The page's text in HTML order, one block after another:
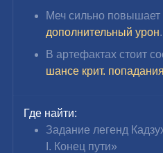
Меч сильно повышает
дополнительный урон.
В артефактах стоит
шансе крит. попадания
Где найти:
Задание легенд
I. Конец пути»